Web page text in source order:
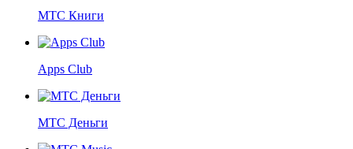
МТС Книги
Apps Club
МТС Деньги